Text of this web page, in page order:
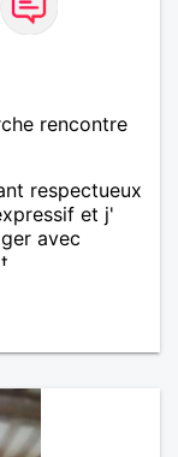
rencontre
respectueux
et j'
avec